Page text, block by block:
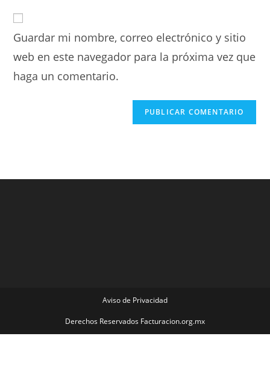
Guardar mi nombre, correo electrónico y sitio
web en este navegador para la próxima vez que
haga un comentario.
Aviso de Privacidad
Derechos Reservados Facturacion.org.mx